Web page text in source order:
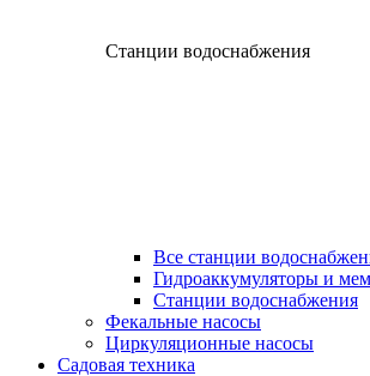
Станции водоснабжения
Все станции
Гидроаккумуляторы и
Станции водоснабжения
Фекальные насосы
Циркуляционные насосы
Садовая техника